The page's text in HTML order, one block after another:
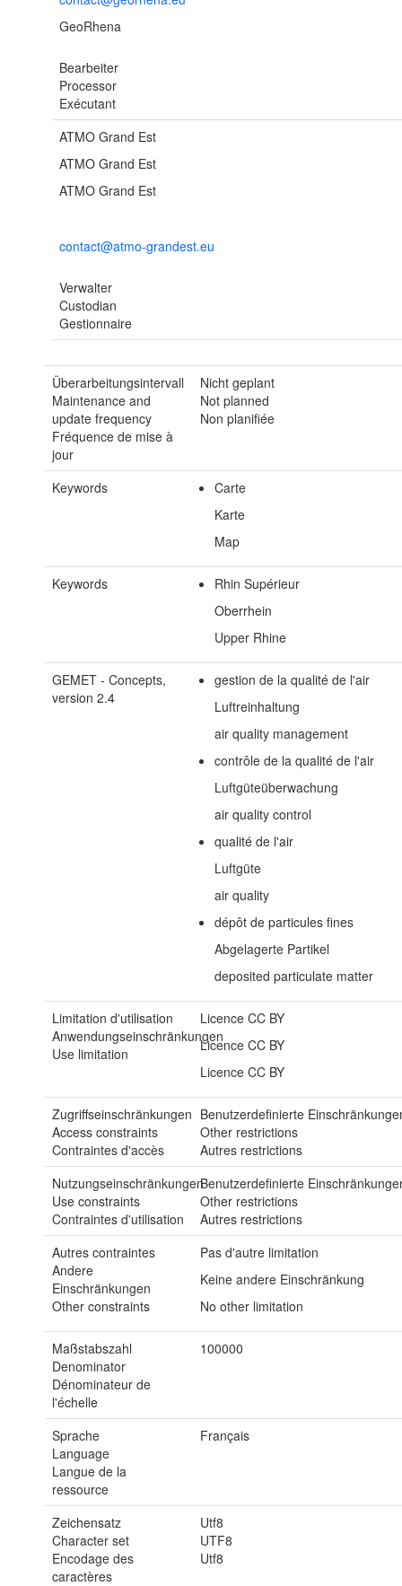
GeoRhena
Bearbeiter
Processor
Exécutant
ATMO Grand Est
ATMO Grand Est
ATMO Grand Est
contact@atmo-grandest.eu
Verwalter
Custodian
Gestionnaire
Überarbeitungsintervall
Maintenance and
update frequency
Fréquence de mise à
jour
Nicht geplant
Not planned
Non planifiée
Keywords
Carte
Karte
Map
Keywords
Rhin Supérieur
Oberrhein
Upper Rhine
GEMET - Concepts,
version 2.4
gestion de la qualité de l'air
Luftreinhaltung
air quality management
contrôle de la qualité de l'air
Luftgüteüberwachung
air quality control
qualité de l'air
Luftgüte
air quality
dépôt de particules fines
Abgelagerte Partikel
deposited particulate matter
Limitation d'utilisation
Anwendungseinschränkungen
Use limitation
Licence CC BY
Licence CC BY
Licence CC BY
Zugriffseinschränkungen
Access constraints
Contraintes d'accès
Benutzerdefinierte
Other restrictions
Autres restrictions
Nutzungseinschränkungen
Use constraints
Contraintes d'utilisation
Benutzerdefinierte
Other restrictions
Autres restrictions
Autres contraintes
Andere
Einschränkungen
Other constraints
Pas d'autre limitation
Keine andere Einschränkung
No other limitation
Maßstabszahl
Denominator
Dénominateur de
l'échelle
100000
Sprache
Language
Langue de la
ressource
Français
Zeichensatz
Character set
Encodage des
caractères
Utf8
UTF8
Utf8